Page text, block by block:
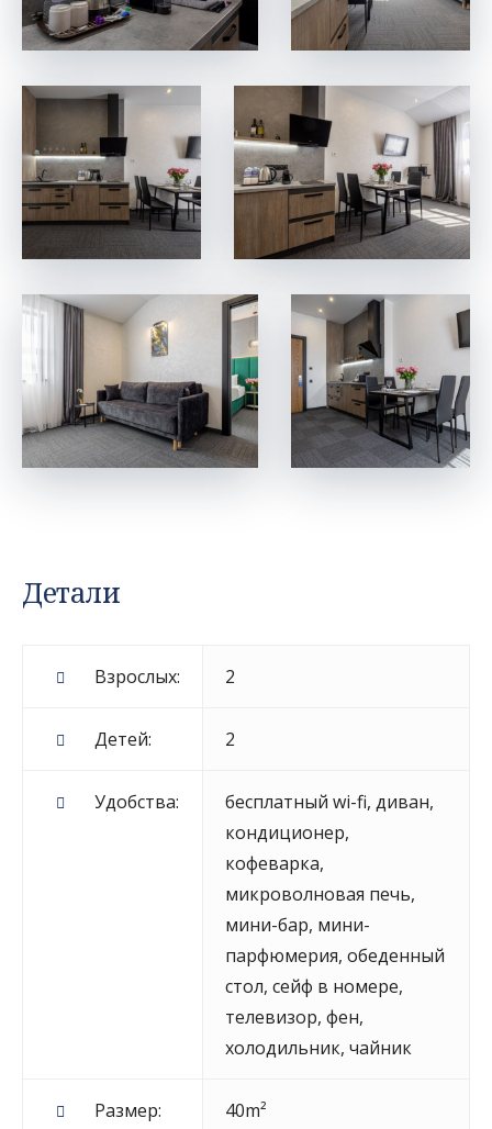
Детали
Взрослых: 2
Детей: 2
Удобства: бесплатный wi-fi, диван,
кондиционер,
кофеварка,
микроволновая печь,
мини-бар, мини-
парфюмерия, обеденный
стол, сейф в номере,
телевизор, фен,
холодильник, чайник
Размер: 40m²